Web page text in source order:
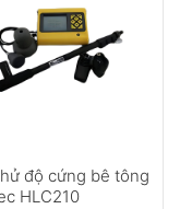
độ cứng bê tông
HLC210